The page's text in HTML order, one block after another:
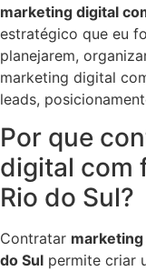
marketing digital
estratégico que eu
planejarem,
marketing digital
leads,
Por que
digital com
Rio do Sul?
Contratar marketing
do Sul permite criar